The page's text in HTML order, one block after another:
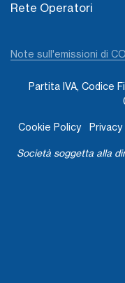
Rete Operatori
Note sull'emissioni di
Partita IVA, Codice
Cookie Policy
Società soggetta alla